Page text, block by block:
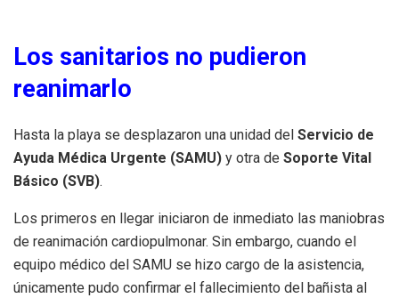
Los sanitarios no pudieron
reanimarlo
Hasta la playa se desplazaron una unidad del Servicio de
Ayuda Médica Urgente (SAMU) y otra de Soporte Vital
Básico (SVB).
Los primeros en llegar iniciaron de inmediato las maniobras
de reanimación cardiopulmonar. Sin embargo, cuando el
equipo médico del SAMU se hizo cargo de la asistencia,
únicamente pudo confirmar el fallecimiento del bañista al